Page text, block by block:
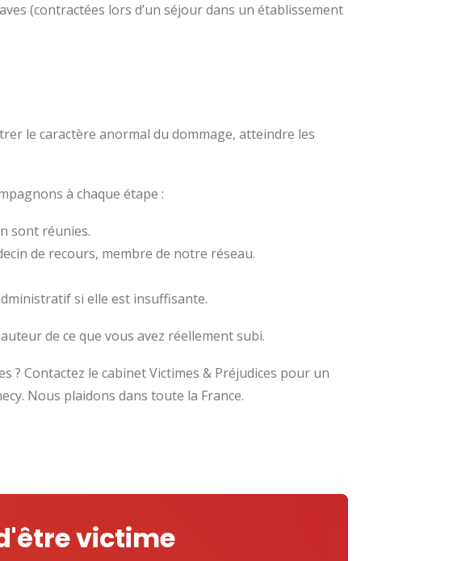
(contractées lors d’un séjour dans un établissement
le caractère anormal du dommage, atteindre les
à chaque étape :
sont réunies.
de recours, membre de notre réseau.
si elle est insuffisante.
de ce que vous avez réellement subi.
? Contactez le cabinet Victimes & Préjudices pour un
Nous plaidons dans toute la France.
victime